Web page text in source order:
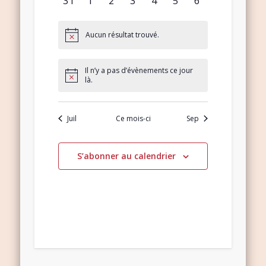
Aucun résultat trouvé.
Il n’y a pas d’évènements ce jour
là.
Juil Ce mois-ci Sep
S’abonner au calendrier